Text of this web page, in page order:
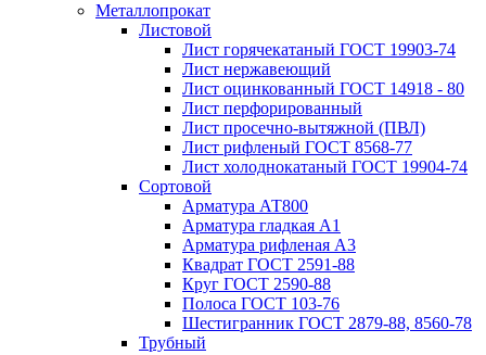
Металлопрокат
Листовой
Лист горячекатаный ГОСТ 19903-74
Лист нержавеющий
Лист оцинкованный ГОСТ 14918 - 80
Лист перфорированный
Лист просечно-вытяжной (ПВЛ)
Лист рифленый ГОСТ 8568-77
Лист холоднокатаный ГОСТ 19904-74
Сортовой
Арматура АТ800
Арматура гладкая А1
Арматура рифленая А3
Квадрат ГОСТ 2591-88
Круг ГОСТ 2590-88
Полоса ГОСТ 103-76
Шестигранник ГОСТ 2879-88, 8560-78
Трубный